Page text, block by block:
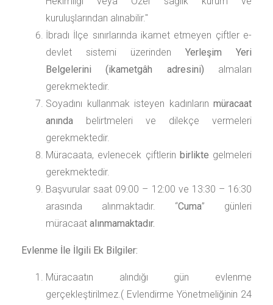
kuruluşlarından alınabilir."
İbradı İlçe sınırlarında ikamet etmeyen çiftler e-
devlet sistemi üzerinden Yerleşim Yeri
Belgelerini (ikametgâh adresini) almaları
gerekmektedir.
Soyadını kullanmak isteyen kadınların müracaat
anında belirtmeleri ve dilekçe vermeleri
gerekmektedir.
Müracaata, evlenecek çiftlerin birlikte gelmeleri
gerekmektedir.
Başvurular saat 09:00 – 12:00 ve 13:30 – 16:30
arasında alınmaktadır. “Cuma” günleri
müracaat alınmamaktadır.
Evlenme İle İlgili Ek Bilgiler:
Müracaatın alındığı gün evlenme
gerçekleştirilmez.( Evlendirme Yönetmeliğinin 24